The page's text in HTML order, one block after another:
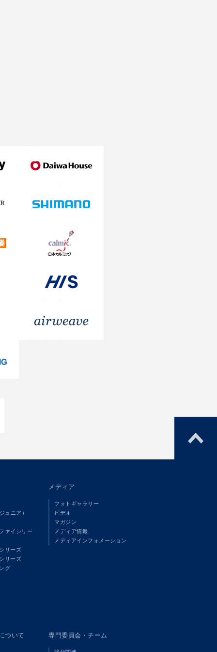
ュニア）
ァイシリー
リーズ
リーズ
グ
メディア
フォトギャラリー
ビデオ
マガジン
メディア情報
メディアインフォメーション
ついて 専門委員会・チーム